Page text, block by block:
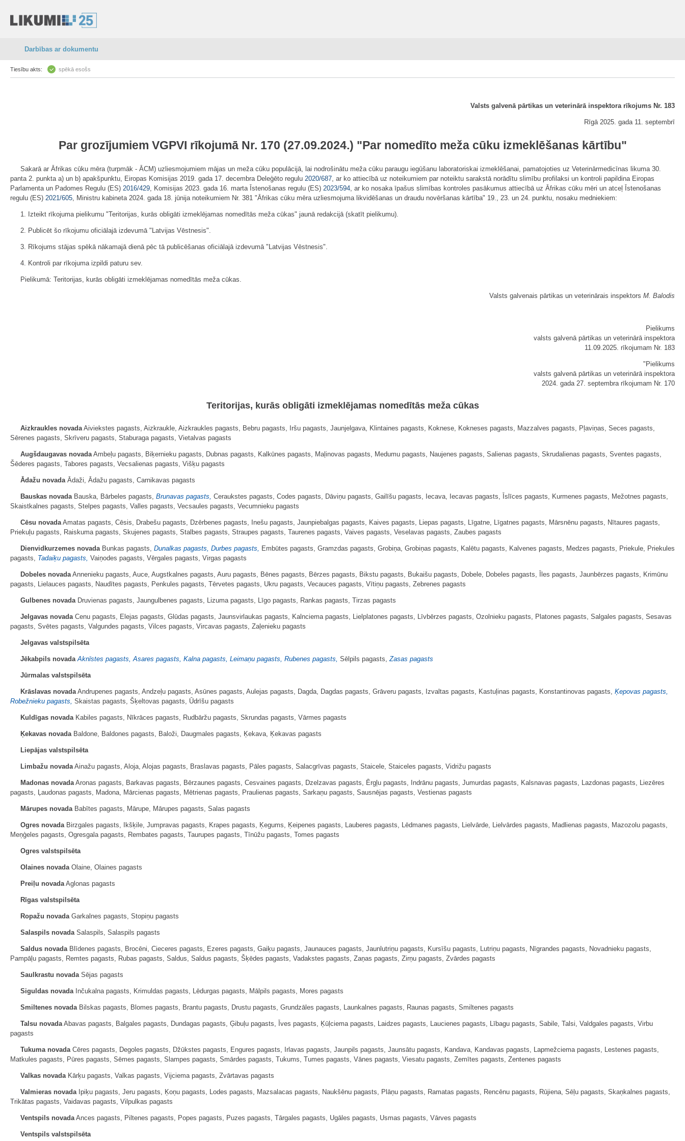
Darbības ar dokumentu
Tiesību akts: spēkā esošs
Valsts galvenā pārtikas un veterinārā inspektora rīkojums Nr. 183
Rīgā 2025. gada 11. septembrī
Par grozījumiem VGPVI rīkojumā Nr. 170 (27.09.2024.) "Par nomedīto meža cūku izmeklēšanas kārtību"
Sakarā ar Āfrikas cūku mēra (turpmāk - ĀCM) uzliesmojumiem mājas un meža cūku populācijā, lai nodrošinātu meža cūku paraugu iegūšanu laboratoriskai izmeklēšanai, pamatojoties uz Veterinārmedicīnas likuma 30.
panta 2. punkta a) un b) apakšpunktu, Eiropas Komisijas 2019. gada 17. decembra Deleģēto regulu 2020/687, ar ko attiecībā uz noteikumiem par noteiktu sarakstā norādītu slimību profilaksi un kontroli papildina Eiropas
Parlamenta un Padomes Regulu (ES) 2016/429, Komisijas 2023. gada 16. marta Īstenošanas regulu (ES) 2023/594, ar ko nosaka īpašus slimības kontroles pasākumus attiecībā uz Āfrikas cūku mēri un atceļ Īstenošanas
regulu (ES) 2021/605, Ministru kabineta 2024. gada 18. jūnija noteikumiem Nr. 381 "Āfrikas cūku mēra uzliesmojuma likvidēšanas un draudu novēršanas kārtība" 19., 23. un 24. punktu, nosaku medniekiem:
1. Izteikt rīkojuma pielikumu "Teritorijas, kurās obligāti izmeklējamas nomedītās meža cūkas" jaunā redakcijā (skatīt pielikumu).
2. Publicēt šo rīkojumu oficiālajā izdevumā "Latvijas Vēstnesis".
3. Rīkojums stājas spēkā nākamajā dienā pēc tā publicēšanas oficiālajā izdevumā "Latvijas Vēstnesis".
4. Kontroli par rīkojuma izpildi paturu sev.
Pielikumā: Teritorijas, kurās obligāti izmeklējamas nomedītās meža cūkas.
Valsts galvenais pārtikas un veterinārais inspektors M. Balodis
Pielikums
valsts galvenā pārtikas un veterinārā inspektora
11.09.2025. rīkojumam Nr. 183
"Pielikums
valsts galvenā pārtikas un veterinārā inspektora
2024. gada 27. septembra rīkojumam Nr. 170
Teritorijas, kurās obligāti izmeklējamas nomedītās meža cūkas
Aizkraukles novada Aiviekstes pagasts, Aizkraukle, Aizkraukles pagasts, Bebru pagasts, Iršu pagasts, Jaunjelgava, Klintaines pagasts, Koknese, Kokneses pagasts, Mazzalves pagasts, Pļaviņas, Seces pagasts,
Sērenes pagasts, Skrīveru pagasts, Staburaga pagasts, Vietalvas pagasts
Augšdaugavas novada Ambeļu pagasts, Biķernieku pagasts, Dubnas pagasts, Kalkūnes pagasts, Maļinovas pagasts, Medumu pagasts, Naujenes pagasts, Salienas pagasts, Skrudalienas pagasts, Sventes pagasts,
Šēderes pagasts, Tabores pagasts, Vecsalienas pagasts, Višķu pagasts
Ādažu novada Ādaži, Ādažu pagasts, Carnikavas pagasts
Bauskas novada Bauska, Bārbeles pagasts, Brunavas pagasts, Ceraukstes pagasts, Codes pagasts, Dāviņu pagasts, Gailīšu pagasts, Iecava, Iecavas pagasts, Īslīces pagasts, Kurmenes pagasts, Mežotnes pagasts,
Skaistkalnes pagasts, Stelpes pagasts, Valles pagasts, Vecsaules pagasts, Vecumnieku pagasts
Cēsu novada Amatas pagasts, Cēsis, Drabešu pagasts, Dzērbenes pagasts, Inešu pagasts, Jaunpiebalgas pagasts, Kaives pagasts, Liepas pagasts, Līgatne, Līgatnes pagasts, Mārsnēnu pagasts, Nītaures pagasts,
Priekuļu pagasts, Raiskuma pagasts, Skujenes pagasts, Stalbes pagasts, Straupes pagasts, Taurenes pagasts, Vaives pagasts, Veselavas pagasts, Zaubes pagasts
Dienvidkurzemes novada Bunkas pagasts, Dunalkas pagasts, Durbes pagasts,
Embūtes pagasts, Gramzdas pagasts, Grobiņa, Grobiņas pagasts, Kalētu pagasts, Kalvenes pagasts, Medzes pagasts, Priekule, Priekules
pagasts, Tadaiķu pagasts, Vaiņodes pagasts, Vērgales pagasts, Virgas pagasts
Dobeles novada Annenieku pagasts, Auce, Augstkalnes pagasts, Auru pagasts, Bēnes pagasts, Bērzes pagasts, Bikstu pagasts, Bukaišu pagasts, Dobele, Dobeles pagasts, Īles pagasts, Jaunbērzes pagasts, Krimūnu
pagasts, Lielauces pagasts, Naudītes pagasts, Penkules pagasts, Tērvetes pagasts, Ukru pagasts, Vecauces pagasts, Vītiņu pagasts, Zebrenes pagasts
Gulbenes novada Druvienas pagasts, Jaungulbenes pagasts, Lizuma pagasts, Līgo pagasts, Rankas pagasts, Tirzas pagasts
Jelgavas novada Cenu pagasts, Elejas pagasts, Glūdas pagasts, Jaunsvirlaukas pagasts, Kalnciema pagasts, Lielplatones pagasts, Līvbērzes pagasts, Ozolnieku pagasts, Platones pagasts, Salgales pagasts, Sesavas
pagasts, Svētes pagasts, Valgundes pagasts, Vilces pagasts, Vircavas pagasts, Zaļenieku pagasts
Jelgavas valstspilsēta
Jēkabpils novada Aknīstes pagasts, Asares pagasts, Kalna pagasts, Leimaņu pagasts, Rubenes pagasts, Sēlpils pagasts, Zasas pagasts
Jūrmalas valstspilsēta
Krāslavas novada Andrupenes pagasts, Andzeļu pagasts, Asūnes pagasts, Aulejas pagasts, Dagda, Dagdas pagasts, Grāveru pagasts, Izvaltas pagasts, Kastuļinas pagasts, Konstantinovas pagasts, Ķepovas pagasts,
Robežnieku pagasts, Skaistas pagasts, Šķeltovas pagasts, Ūdrīšu pagasts
Kuldīgas novada Kabiles pagasts, Nīkrāces pagasts, Rudbāržu pagasts, Skrundas pagasts, Vārmes pagasts
Ķekavas novada Baldone, Baldones pagasts, Baloži, Daugmales pagasts, Ķekava, Ķekavas pagasts
Liepājas valstspilsēta
Limbažu novada Ainažu pagasts, Aloja, Alojas pagasts, Braslavas pagasts, Pāles pagasts, Salacgrīvas pagasts, Staicele, Staiceles pagasts, Vidrižu pagasts
Madonas novada Aronas pagasts, Barkavas pagasts, Bērzaunes pagasts, Cesvaines pagasts, Dzelzavas pagasts, Ērgļu pagasts, Indrānu pagasts, Jumurdas pagasts, Kalsnavas pagasts, Lazdonas pagasts, Liezēres
pagasts, Ļaudonas pagasts, Madona, Mārcienas pagasts, Mētrienas pagasts, Praulienas pagasts, Sarkaņu pagasts, Sausnējas pagasts, Vestienas pagasts
Mārupes novada Babītes pagasts, Mārupe, Mārupes pagasts, Salas pagasts
Ogres novada Birzgales pagasts, Ikšķile, Jumpravas pagasts, Krapes pagasts, Ķegums, Ķeipenes pagasts, Lauberes pagasts, Lēdmanes pagasts, Lielvārde, Lielvārdes pagasts, Madlienas pagasts, Mazozolu pagasts,
Meņģeles pagasts, Ogresgala pagasts, Rembates pagasts, Taurupes pagasts, Tīnūžu pagasts, Tomes pagasts
Ogres valstspilsēta
Olaines novada Olaine, Olaines pagasts
Preiļu novada Aglonas pagasts
Rīgas valstspilsēta
Ropažu novada Garkalnes pagasts, Stopiņu pagasts
Salaspils novada Salaspils, Salaspils pagasts
Saldus novada Blīdenes pagasts, Brocēni, Cieceres pagasts, Ezeres pagasts, Gaiķu pagasts, Jaunauces pagasts, Jaunlutriņu pagasts, Kursīšu pagasts, Lutriņu pagasts, Nīgrandes pagasts, Novadnieku pagasts,
Pampāļu pagasts, Remtes pagasts, Rubas pagasts, Saldus, Saldus pagasts, Šķēdes pagasts, Vadakstes pagasts, Zaņas pagasts, Zirņu pagasts, Zvārdes pagasts
Saulkrastu novada Sējas pagasts
Siguldas novada Inčukalna pagasts, Krimuldas pagasts, Lēdurgas pagasts, Mālpils pagasts, Mores pagasts
Smiltenes novada Bilskas pagasts, Blomes pagasts, Brantu pagasts, Drustu pagasts, Grundzāles pagasts, Launkalnes pagasts, Raunas pagasts, Smiltenes pagasts
Talsu novada Abavas pagasts, Balgales pagasts, Dundagas pagasts, Ģibuļu pagasts, Īves pagasts, Ķūļciema pagasts, Laidzes pagasts, Laucienes pagasts, Lībagu pagasts, Sabile, Talsi, Valdgales pagasts, Virbu
pagasts
Tukuma novada Cēres pagasts, Degoles pagasts, Džūkstes pagasts, Engures pagasts, Irlavas pagasts, Jaunpils pagasts, Jaunsātu pagasts, Kandava, Kandavas pagasts, Lapmežciema pagasts, Lestenes pagasts,
Matkules pagasts, Pūres pagasts, Sēmes pagasts, Slampes pagasts, Smārdes pagasts, Tukums, Tumes pagasts, Vānes pagasts, Viesatu pagasts, Zemītes pagasts, Zentenes pagasts
Valkas novada Kārķu pagasts, Valkas pagasts, Vijciema pagasts, Zvārtavas pagasts
Valmieras novada Ipiķu pagasts, Jeru pagasts, Ķoņu pagasts, Lodes pagasts, Mazsalacas pagasts, Naukšēnu pagasts, Plāņu pagasts, Ramatas pagasts, Rencēnu pagasts, Rūjiena, Sēļu pagasts, Skaņkalnes pagasts,
Trikātas pagasts, Vaidavas pagasts, Vilpulkas pagasts
Ventspils novada Ances pagasts, Piltenes pagasts, Popes pagasts, Puzes pagasts, Tārgales pagasts, Ugāles pagasts, Usmas pagasts, Vārves pagasts
Ventspils valstspilsēta